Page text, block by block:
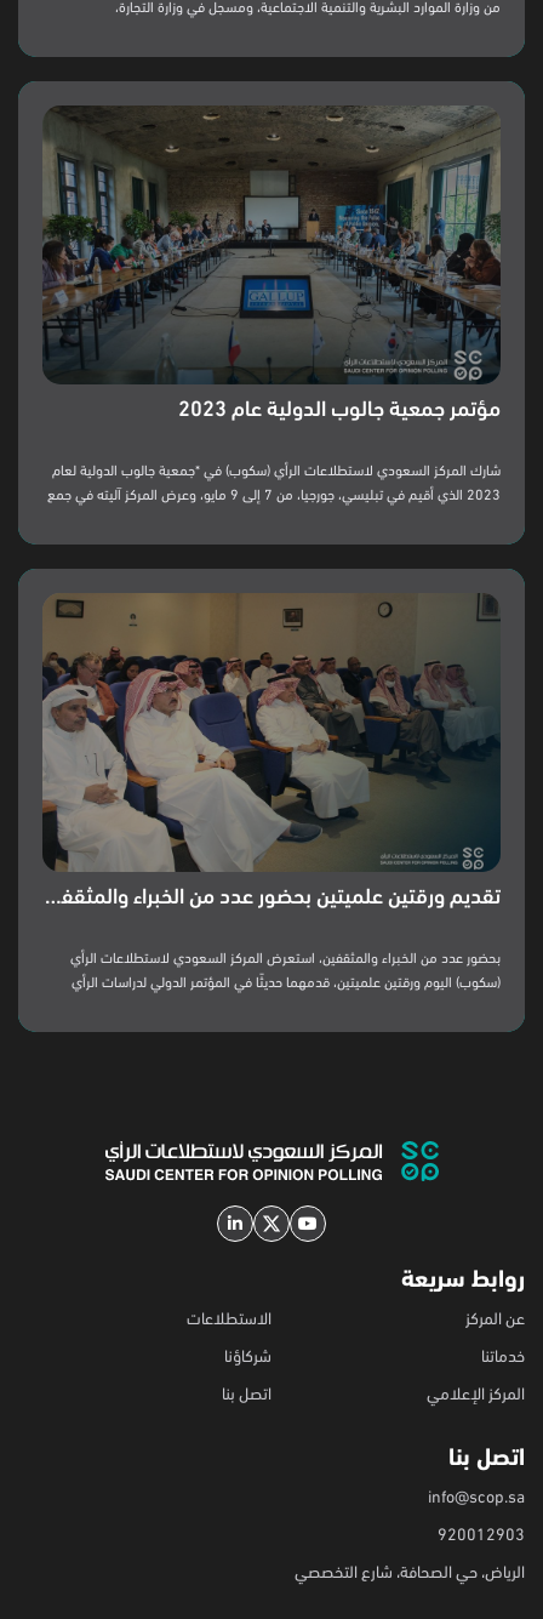
من وزارة الموارد البشرية والتنمية الاجتماعية، ومسجل في وزارة التجارة،
مؤتمر جمعية جالوب الدولية عام 2023
شارك المركز السعودي لاستطلاعات الرأي (سكوب) في *جمعية جالوب الدولية لعام
2023 الذي أقيم في تبليسي، جورجيا، من 7 إلى 9 مايو، وعرض المركز آليته في جمع
الرأي العام، والجمعية الدولية لدراسة الرأي العام. وفي هذا السياق، عرض المركز
التغيرات الاجتماعية الإيجابية التي أحدثتها رؤية المملكة 2030، وقد مثل المركز
السعودي لاستطلاعات الرأي (سكوب) الأستاذة نوف القحطاني، والأستاذ فاروق
الغامدي. *لا ترتبط رابطة جالوب الدولية وأعضاؤها بشركة جالوب، التي يقع مقرها
تتحمل جمعية جالوب الدولية أي مسؤولية ...
تقديم ورقتين علميتين بحضور عدد من الخبراء والمثقفين
‏بحضور عدد من الخبراء والمثقفين، استعرض المركز السعودي لاستطلاعات الرأي
(سكوب) اليوم ورقتين علميتين، قدمهما حديثًا في المؤتمر الدولي لدراسات الرأي
روابط سريعة
عن المركز الاستطلاعات
خدماتنا شركاؤنا
المركز الإعلامي اتصل بنا
اتصل بنا
info@scop.sa
920012903
الرياض، حي الصحافة، شارع التخصصي